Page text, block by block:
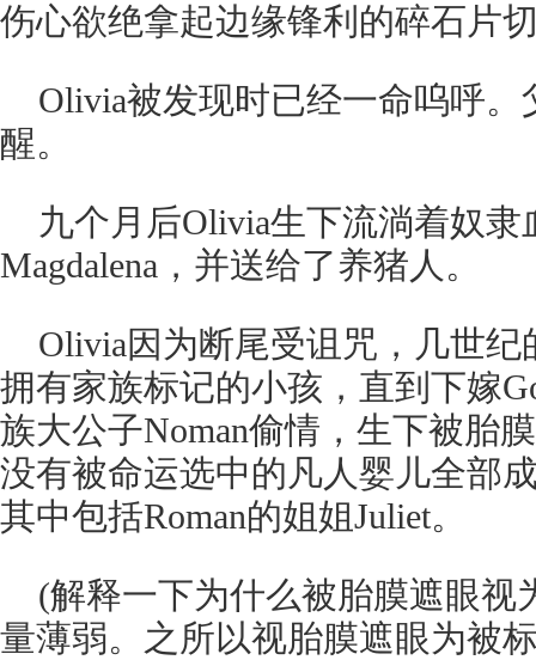
伤心欲绝拿起边缘锋利的碎石片
Olivia被发现时已经一命呜呼
醒。
九个月后Olivia生下流淌着奴
Magdalena，并送给了养猪人。
Olivia因为断尾受诅咒，几世
拥有家族标记的小孩，直到下嫁
族大公子Noman偷情，生下被胎
没有被命运选中的凡人婴儿全部
其中包括Roman的姐姐Juliet。
(解释一下为什么被胎膜遮眼视
量薄弱。之所以视胎膜遮眼为被